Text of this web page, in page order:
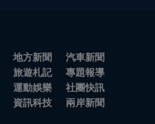
地方新聞
汽車新聞
旅遊札記
專題報導
運動娛樂
社團快訊
資訊科技 兩岸新聞